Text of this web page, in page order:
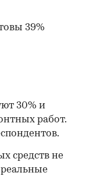
39%
30% и
работ.
средств не
реальные